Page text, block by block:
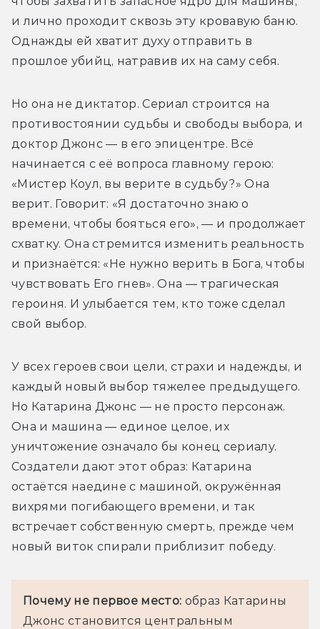
и лично проходит сквозь эту кровавую баню.
Однажды ей хватит духу отправить в
прошлое убийц, натравив их на саму себя.
Но она не диктатор. Сериал строится на
противостоянии судьбы и свободы выбора, и
доктор Джонс — в его эпицентре. Всё
начинается с её вопроса главному герою:
«Мистер Коул, вы верите в судьбу?» Она
верит. Говорит: «Я достаточно знаю о
времени, чтобы бояться его», — и продолжает
схватку. Она стремится изменить реальность
и признаётся: «Не нужно верить в Бога, чтобы
чувствовать Его гнев». Она — трагическая
героиня. И улыбается тем, кто тоже сделал
свой выбор.
У всех героев свои цели, страхи и надежды, и
каждый новый выбор тяжелее предыдущего.
Но Катарина Джонс — не просто персонаж.
Она и машина — единое целое, их
уничтожение означало бы конец сериалу.
Создатели дают этот образ: Катарина
остаётся наедине с машиной, окружённая
вихрями погибающего времени, и так
встречает собственную смерть, прежде чем
новый виток спирали приблизит победу.
Почему не первое место: образ Катарины
Джонс становится центральным